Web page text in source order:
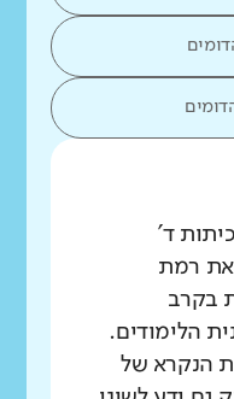
ד'
את רמת
בקרב
הלימודים.
הנקרא של